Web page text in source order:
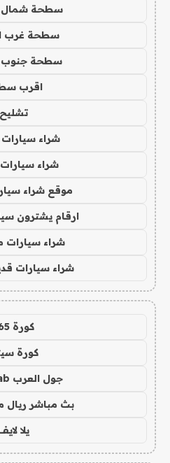
سطحة شمال
سطحة غرب
سطحة جنوب
اقرب
تشليح
شراء
شراء
موقع شراء
ارقام يشترون
شراء
شراء سيارات
كورة 365
كورة
جول العرب goalarab
بث مباشر ريال
يلا